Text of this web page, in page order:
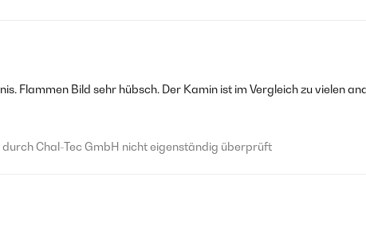
Flammen Bild sehr hübsch. Der Kamin ist im Vergleich zu vielen
Chal-Tec GmbH nicht eigenständig überprüft